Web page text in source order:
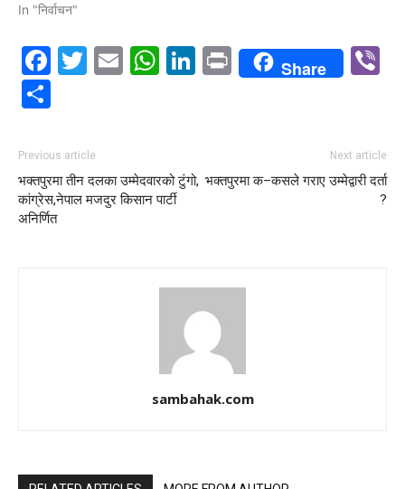
In "निर्वाचन"
Facebook
Twitter
EmailWhatsApp
LinkedIn
PrintShare
Previous article
भक्तपुरमा तीन दलका उम्मेदवारको टुंगो,
कांग्रेस,नेपाल मजदुर किसान पार्टी
अनिर्णित
Next article
भक्तपुरमा क–कसले गराए उम्मेद्वारी दर्ता
?
sambahak.com